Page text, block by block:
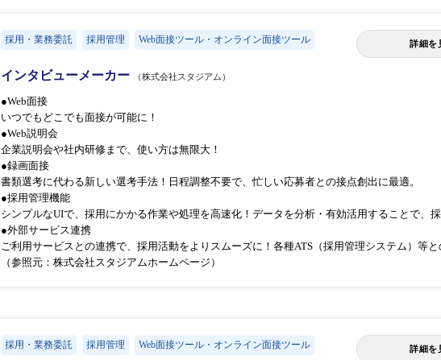
採用・業務委託 採用管理 Web面接ツール・オンライン面接ツール 詳細を
インタビューメーカー （株式会社スタジアム）
●Web面接
いつでもどこでも面接が可能に！
●Web説明会
企業説明会や社内研修まで、使い方は無限大！
●録画面接
書類選考に代わる新しい選考手法！日程調整不要で、忙しい応募者との接点創出に最適。
●採用管理機能
シンプルなUIで、採用にかかる作業や処理を高速化！データを分析・有効活用することで、採
●外部サービス連携
ご利用サービスとの連携で、採用活動をよりスムーズに！各種ATS（採用管理システム）等と
（参照元：株式会社スタジアムホームページ）
採用・業務委託 採用管理 Web面接ツール・オンライン面接ツール 詳細を